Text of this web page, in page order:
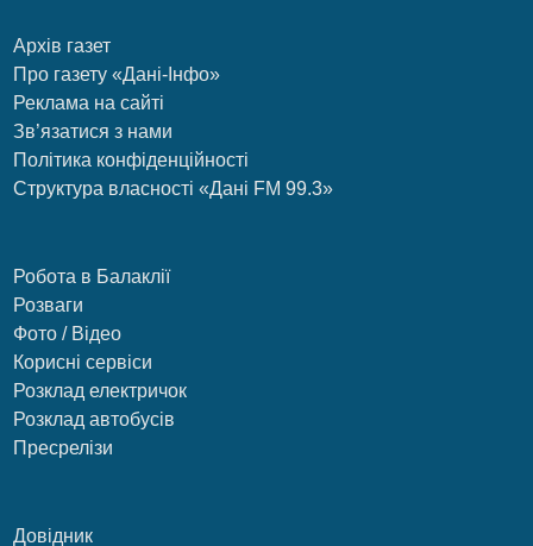
Архів газет
Про газету «Дані-Інфо»
Реклама на сайті
Зв’язатися з нами
Політика конфіденційності
Структура власності «Дані FM 99.3»
Робота в Балаклії
Розваги
Фото / Відео
Корисні сервіси
Розклад електричок
Розклад автобусів
Пресрелізи
Довідник